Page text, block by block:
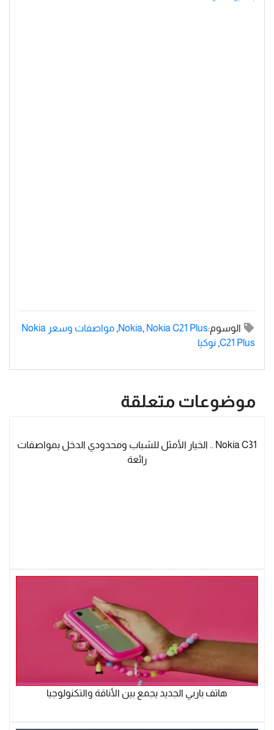
الوسوم: Nokia, Nokia C21 Plus
,
مواصفات وسعر Nokia
C21 Plus
, نوكيا
موضوعات متعلقة
Nokia C31 .. الخيار الأمثل للشباب ومحدودي الدخل بمواصفات
رائعة
هاتف باربي الجديد يجمع بين الأناقة والتكنولوجيا